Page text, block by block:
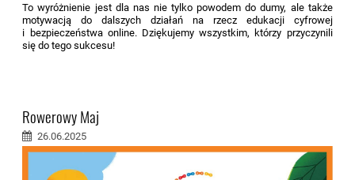
To wyróżnienie jest dla nas nie tylko powodem do dumy, ale także
motywacją do dalszych działań na rzecz edukacji cyfrowej
i bezpieczeństwa online. Dziękujemy wszystkim, którzy przyczynili
się do tego sukcesu!
Rowerowy Maj
26.06.2025